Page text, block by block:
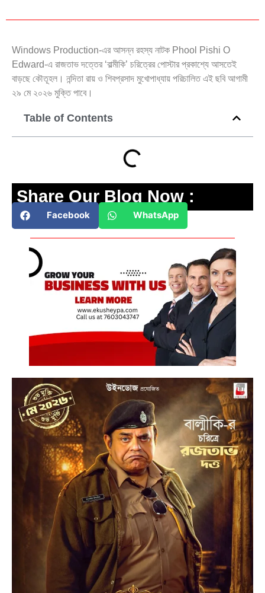
Windows Production-এর আসন্ন রহস্য নাটক Phool Pishi O
Edward-এ রাজতাভ দত্তের ‘বাল্মীকি’ চরিত্রের পোস্টার প্রকাশ্যে আসতেই
বাড়ছে কৌতূহল। নন্দিতা রায় ও শিবপ্রসাদ মুখোপাধ্যায় পরিচালিত এই ছবি আগামী
২৯ মে ২০২৬ মুক্তি পাবে।
Table of Contents
Share Our Blog Now :
Facebook WhatsApp